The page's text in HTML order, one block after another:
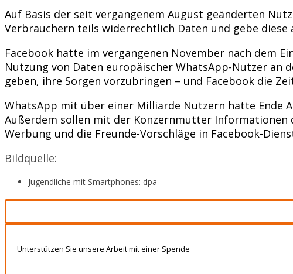
Auf Basis der seit vergangenem August geänderten
Verbrauchern teils widerrechtlich Daten und gebe
Facebook hatte im vergangenen November nach dem
Nutzung von Daten europäischer WhatsApp-Nutzer
geben, ihre Sorgen vorzubringen – und Facebook die
WhatsApp mit über einer Milliarde Nutzern hatte Ende
Außerdem sollen mit der Konzernmutter
Werbung und die Freunde-Vorschläge in Facebook-
Bildquelle:
Jugendliche mit Smartphones: dpa
Unterstützen Sie unsere Arbeit mit einer Spende